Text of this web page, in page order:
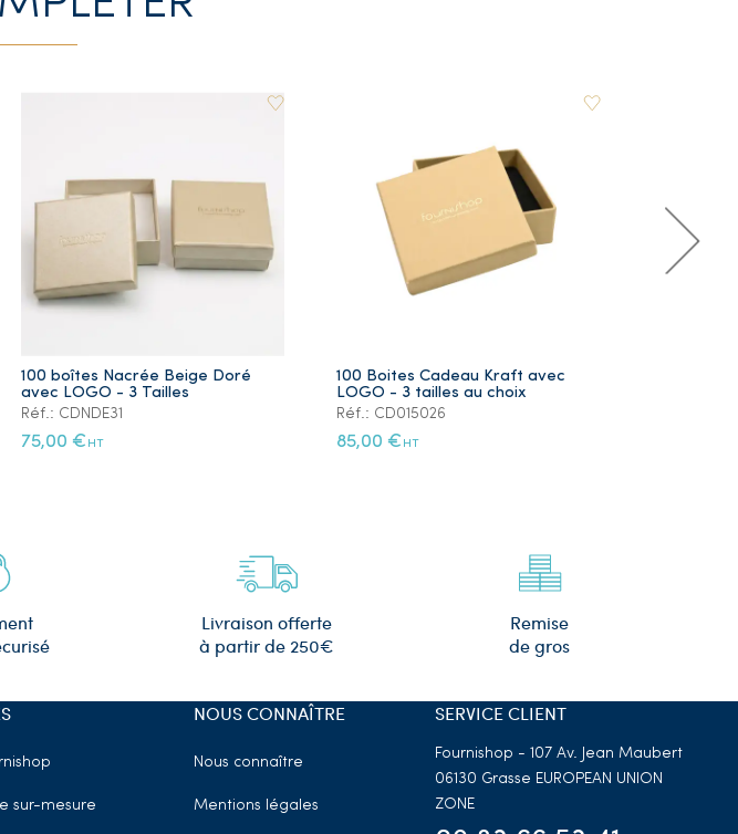
100 boîtes Nacrée Beige Doré
avec LOGO - 3 Tailles
Réf.: CDNDE31
75,00 € HT
100 Boites Cadeau Kraft avec
LOGO - 3 tailles au choix
Réf.: CD015026
85,00 € HT
Livraison offerte
à partir de 250€
Remise
de gros
sur-mesure
NOUS CONNAÎTRE
Nous connaître
Mentions légales
SERVICE CLIENT
Fournishop - 107 Av. Jean Maubert
06130 Grasse EUROPEAN UNION
ZONE